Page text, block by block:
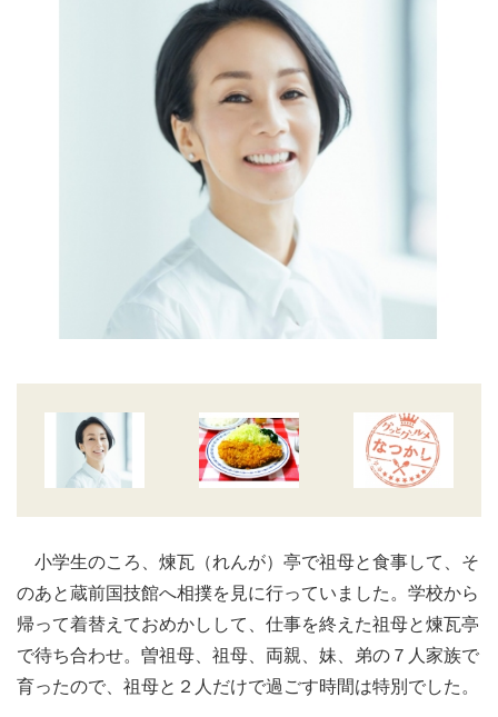
小学生のころ、煉瓦（れんが）亭で祖母と食事して、そ
のあと蔵前国技館へ相撲を見に行っていました。学校から
帰って着替えておめかしして、仕事を終えた祖母と煉瓦亭
で待ち合わせ。曽祖母、祖母、両親、妹、弟の７人家族で
育ったので、祖母と２人だけで過ごす時間は特別でした。